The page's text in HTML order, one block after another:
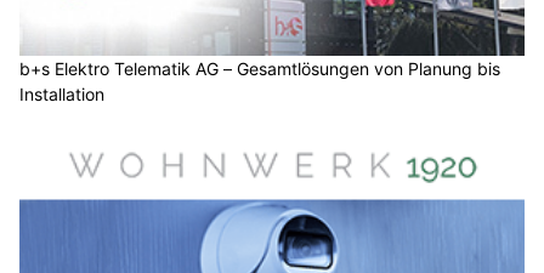
b+s Elektro Telematik AG – Gesamtlösungen von Planung bis
Installation